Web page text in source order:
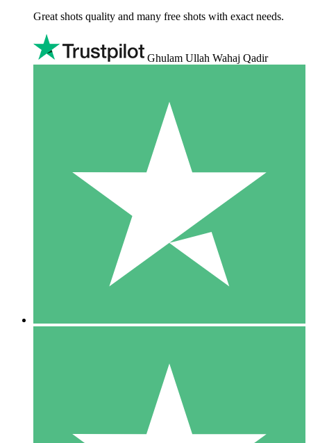
Great shots quality and many free shots with exact needs.
Ghulam Ullah Wahaj Qadir